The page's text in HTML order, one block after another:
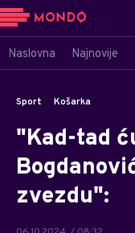
Naslovna Najnovije
Sport Košarka
"Kad-tad
zvezdu":